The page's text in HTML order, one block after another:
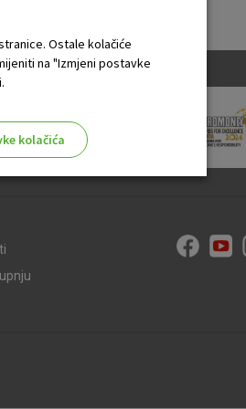
Ostale kolačiće
na "Izmjeni postavke
kolačića